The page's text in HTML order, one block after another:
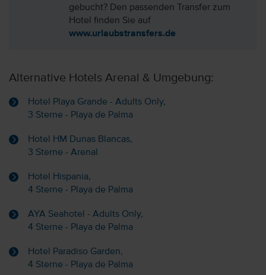
gebucht? Den passenden Transfer zum
Hotel finden Sie auf
www.urlaubstransfers.de
Alternative Hotels Arenal & Umgebung:
Hotel Playa Grande - Adults Only,
3 Sterne - Playa de Palma
Hotel HM Dunas Blancas,
3 Sterne - Arenal
Hotel Hispania,
4 Sterne - Playa de Palma
AYA Seahotel - Adults Only,
4 Sterne - Playa de Palma
Hotel Paradiso Garden,
4 Sterne - Playa de Palma